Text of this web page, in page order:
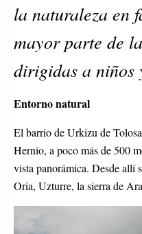
la naturaleza en
mayor parte de
dirigidas a niños
Entorno natural
El barrio de Urkizu de
Hernio, a poco más de 500
vista panorámica. Desde allí
Oria, Uzturre, la sierra de